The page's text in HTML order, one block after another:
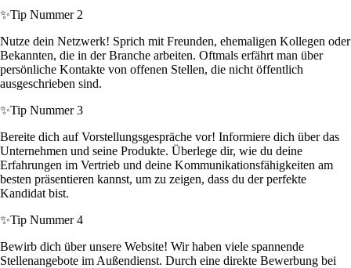
✨Tip Nummer 2
Nutze dein Netzwerk! Sprich mit Freunden, ehemaligen Kollegen oder
Bekannten, die in der Branche arbeiten. Oftmals erfährt man über
persönliche Kontakte von offenen Stellen, die nicht öffentlich
ausgeschrieben sind.
✨Tip Nummer 3
Bereite dich auf Vorstellungsgespräche vor! Informiere dich über das
Unternehmen und seine Produkte. Überlege dir, wie du deine
Erfahrungen im Vertrieb und deine Kommunikationsfähigkeiten am
besten präsentieren kannst, um zu zeigen, dass du der perfekte
Kandidat bist.
✨Tip Nummer 4
Bewirb dich über unsere Website! Wir haben viele spannende
Stellenangebote im Außendienst. Durch eine direkte Bewerbung bei